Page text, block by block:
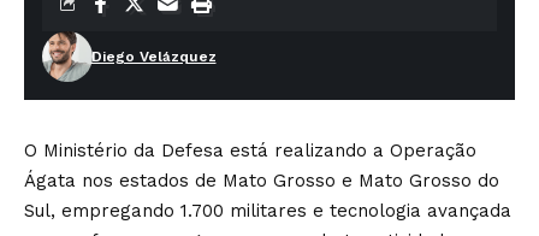
Diego Velázquez
O Ministério da Defesa está realizando a Operação
Ágata nos estados de Mato Grosso e Mato Grosso do
Sul, empregando 1.700 militares e tecnologia avançada